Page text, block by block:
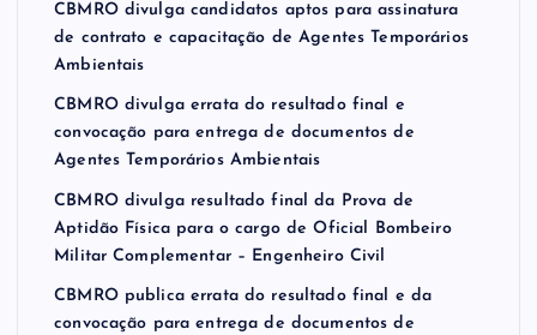
CBMRO divulga candidatos aptos para assinatura
de contrato e capacitação de Agentes Temporários
Ambientais
CBMRO divulga errata do resultado final e
convocação para entrega de documentos de
Agentes Temporários Ambientais
CBMRO divulga resultado final da Prova de
Aptidão Física para o cargo de Oficial Bombeiro
Militar Complementar – Engenheiro Civil
CBMRO publica errata do resultado final e da
convocação para entrega de documentos de